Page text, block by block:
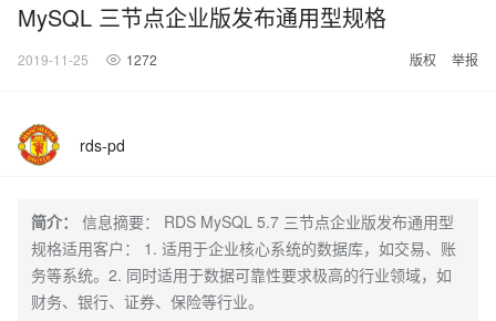
MySQL 三节点企业版发布通用型规格
2019-11-25 1272 版权 举报
rds-pd
简介：
信息摘要： RDS MySQL 5.7 三节点企业版发布通用型
规格适用客户： 1. 适用于企业核心系统的数据库，如交易、账
务等系统。2. 同时适用于数据可靠性要求极高的行业领域，如
财务、银行、证券、保险等行业。